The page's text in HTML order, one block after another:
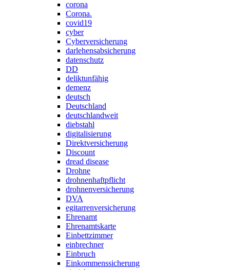
corona
Corona.
covid19
cyber
Cyberversicherung
darlehensabsicherung
datenschutz
DD
deliktunfähig
demenz
deutsch
Deutschland
deutschlandweit
diebstahl
digitalisierung
Direktversicherung
Discount
dread disease
Drohne
drohnenhaftpflicht
drohnenversicherung
DVA
egitarrenversicherung
Ehrenamt
Ehrenamtskarte
Einbettzimmer
einbrechner
Einbruch
Einkommenssicherung